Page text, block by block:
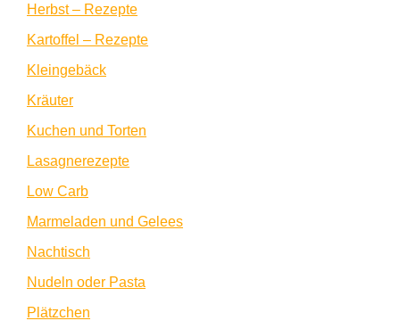
Herbst – Rezepte
Kartoffel – Rezepte
Kleingebäck
Kräuter
Kuchen und Torten
Lasagnerezepte
Low Carb
Marmeladen und Gelees
Nachtisch
Nudeln oder Pasta
Plätzchen